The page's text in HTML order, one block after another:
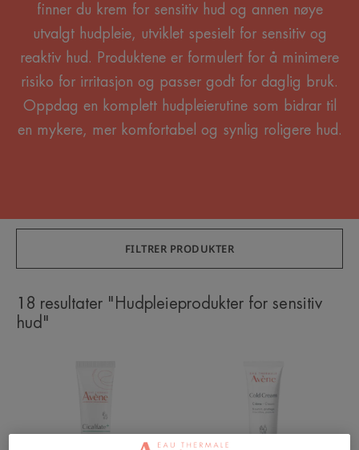
finner du krem for sensitiv hud og annen nøye
utvalgt hudpleie, utviklet spesielt for sensitiv og
reaktiv hud. Produktene er formulert for å minimere
risiko for irritasjon og passer godt for daglig bruk.
Oppdag en komplett hudpleierutine som bidrar til
en mykere, mer komfortabel og synlig roligere hud.
FILTRER PRODUKTER
18 resultater "Hudpleieprodukter for sensitiv
hud"
cream
|
Barrierekrem
Cream
|
Fuktighetskrem
til